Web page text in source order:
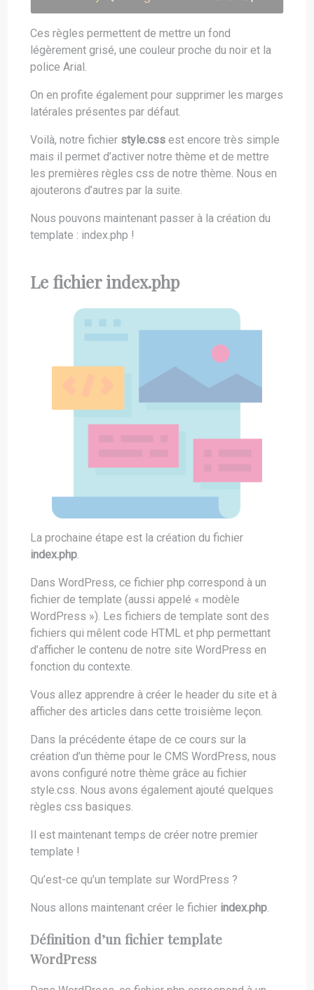
Ces règles permettent de mettre un fond
légèrement grisé, une couleur proche du noir et la
police Arial.
On en profite également pour supprimer les marges
latérales présentes par défaut.
Voilà, notre fichier style.css est encore très simple
mais il permet d’activer notre thème et de mettre
les premières règles css de notre thème. Nous en
ajouterons d’autres par la suite.
Nous pouvons maintenant passer à la création du
template : index.php !
Le fichier index.php
La prochaine étape est la création du fichier
index.php.
Dans WordPress, ce fichier php correspond à un
fichier de template (aussi appelé « modèle
WordPress »). Les fichiers de template sont des
fichiers qui mêlent code HTML et php permettant
d’afficher le contenu de notre site WordPress en
fonction du contexte.
Vous allez apprendre à créer le header du site et à
afficher des articles dans cette troisième leçon.
Dans la précédente étape de ce cours sur la
création d’un thème pour le CMS WordPress, nous
avons configuré notre thème grâce au fichier
style.css. Nous avons également ajouté quelques
règles css basiques.
Il est maintenant temps de créer notre premier
template !
Qu’est-ce qu’un template sur WordPress ?
Nous allons maintenant créer le fichier index.php.
Définition d’un fichier template
WordPress